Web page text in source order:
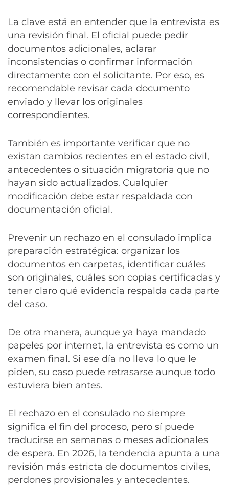
La clave está en entender que la entrevista es
una revisión final. El oficial puede pedir
documentos adicionales, aclarar
inconsistencias o confirmar información
directamente con el solicitante. Por eso, es
recomendable revisar cada documento
enviado y llevar los originales
correspondientes.
También es importante verificar que no
existan cambios recientes en el estado civil,
antecedentes o situación migratoria que no
hayan sido actualizados. Cualquier
modificación debe estar respaldada con
documentación oficial.
Prevenir un rechazo en el consulado implica
preparación estratégica: organizar los
documentos en carpetas, identificar cuáles
son originales, cuáles son copias certificadas y
tener claro qué evidencia respalda cada parte
del caso.
De otra manera, aunque ya haya mandado
papeles por internet, la entrevista es como un
examen final. Si ese día no lleva lo que le
piden, su caso puede retrasarse aunque todo
estuviera bien antes.
El rechazo en el consulado no siempre
significa el fin del proceso, pero sí puede
traducirse en semanas o meses adicionales
de espera. En 2026, la tendencia apunta a una
revisión más estricta de documentos civiles,
perdones provisionales y antecedentes.